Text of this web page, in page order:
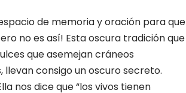
de memoria y oración para que
no es así! Esta oscura tradición que
que asemejan cráneos
llevan consigo un oscuro secreto.
nos dice que “los vivos tienen